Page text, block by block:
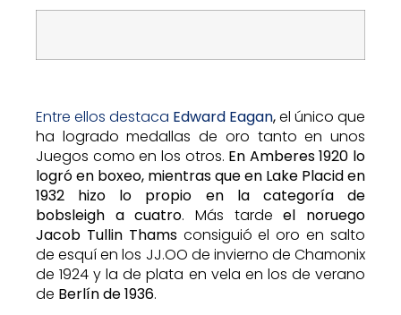
Entre ellos destaca Edward Eagan,el único que
ha logrado medallas de oro tanto en unos
Juegos como en los otros. En Amberes 1920 lo
logró en boxeo, mientras que en Lake Placid en
1932 hizo lo propio en la categoría de
bobsleigh a cuatro. Más tardeel noruego
Jacob Tullin Thamsconsiguió el oro en salto
de esquí en los JJ.OO de invierno de Chamonix
de 1924 y la de plata en vela en los de verano
de Berlín de 1936.